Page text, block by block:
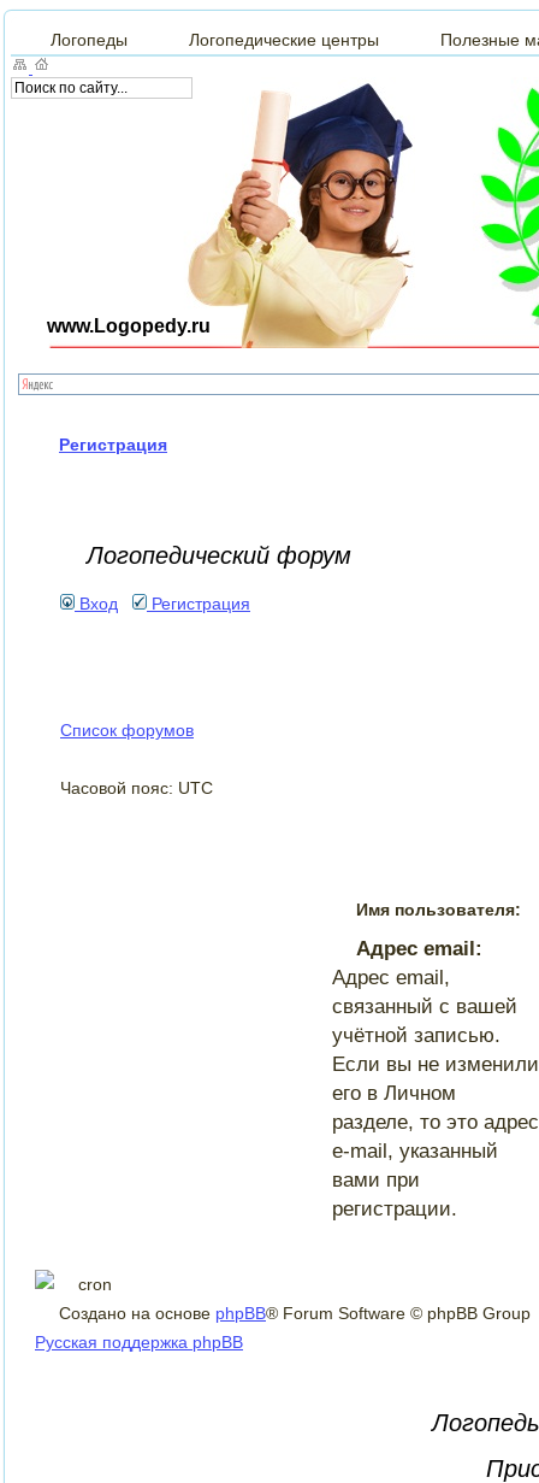
Логопеды Логопедические центры Полезные
www.Logopedy.ru
Регистрация
Логопедический форум
Вход Регистрация
Список форумов
Часовой пояс: UTC
Имя пользователя:
Адрес email:
Адрес email,
связанный с вашей
учётной записью.
Если вы не изменили
его в Личном
разделе, то это адрес
e-mail, указанный
вами при
регистрации.
Создано на основе phpBB® Forum Software © phpBB Group
Русская поддержка phpBB